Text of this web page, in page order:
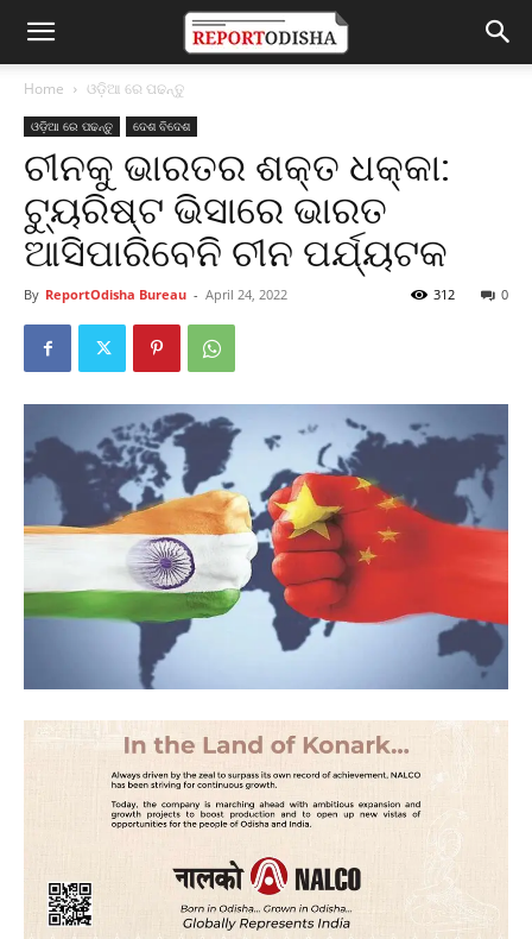
Home ଓଡ଼ିଆ ରେ ପଢନ୍ତୁ
ଓଡ଼ିଆ ରେ ପଢନ୍ତୁ ଦେଶ ବିଦେଶ
ଚୀନକୁ ଭାରତର ଶକ୍ତ ଧକ୍କା:
ଟ୍ୟୁରିଷ୍ଟ ଭିସାରେ ଭାରତ
ଆସିପାରିବେନି ଚୀନ ପର୍ଯ୍ୟଟକ
By ReportOdisha Bureau - April 24, 2022 0
312